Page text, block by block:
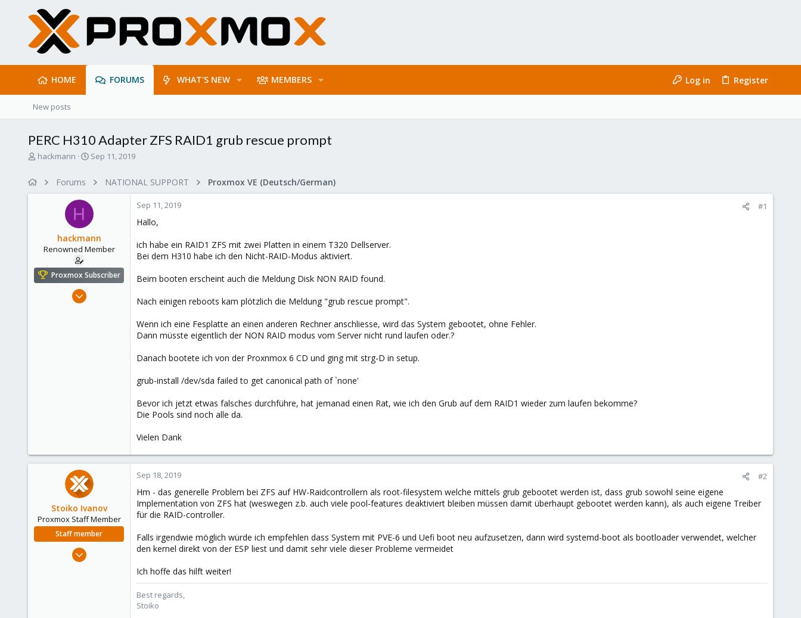
HOME FORUMS WHAT'S NEW MEMBERS Log in Register
New posts
PERC H310 Adapter ZFS RAID1 grub rescue prompt
T
e
r
hackmann
S
d
a
e
Sep 11, 2019
Forums NATIONAL SUPPORT Proxmox VE (Deutsch/German)
H
hackmann
Renowned Member
Proxmox Subscriber
Sep 11, 2019 #1
Hallo,
ich habe ein RAID1 ZFS mit zwei Platten in einem T320 Dellserver.
Bei dem H310 habe ich den Nicht-RAID-Modus aktiviert.
Beim booten erscheint auch die Meldung Disk NON RAID found.
Nach einigen reboots kam plötzlich die Meldung "grub rescue prompt".
Wenn ich eine Fesplatte an einen anderen Rechner anschliesse, wird das System gebootet, ohne Fehler.
Dann müsste eigentlich der NON RAID modus vom Server nicht rund laufen oder.?
Danach bootete ich von der Proxnmox 6 CD und ging mit strg-D in setup.
grub-install /dev/sda failed to get canonical path of `none'
Bevor ich jetzt etwas falsches durchführe, hat jemanad einen Rat, wie ich den Grub auf dem RAID1 wieder zum laufen bekomme?
Die Pools sind noch alle da.
Vielen Dank
Stoiko Ivanov
Proxmox Staff Member
Staff member
May 2, 2018
Sep 18, 2019 #2
Hm - das generelle Problem bei ZFS auf HW-Raidcontrollern als root-filesystem welche mittels grub gebootet werden ist, dass grub sowohl seine eigene
Implementation von ZFS hat (weswegen z.b. auch viele pool-features deaktiviert bleiben müssen damit überhaupt gebootet werden kann), als auch eigene Treiber
für die RAID-controller.
Falls irgendwie möglich würde ich empfehlen dass System mit PVE-6 und Uefi boot neu aufzusetzen, dann wird systemd-boot als bootloader verwendet, welcher
den kernel direkt von der ESP liest und damit sehr viele dieser Probleme vermeidet
Ich hoffe das hilft weiter!
Best regards,
Stoiko